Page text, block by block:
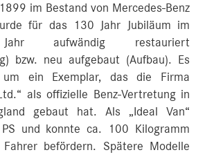
im Bestand von Mercedes-Benz
für das 130 Jahr Jubiläum im
aufwändig restauriert
bzw. neu aufgebaut (Aufbau). Es
ein Exemplar, das die Firma
als offizielle Benz-Vertretung in
gebaut hat. Als „Ideal Van“
und konnte ca. 100 Kilogramm
befördern. Spätere Modelle